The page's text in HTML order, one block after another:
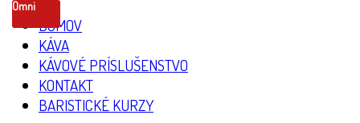
DOMOV
KÁVA
KÁVOVÉ PRÍSLUŠENSTVO
KONTAKT
BARISTICKÉ KURZY
Omni